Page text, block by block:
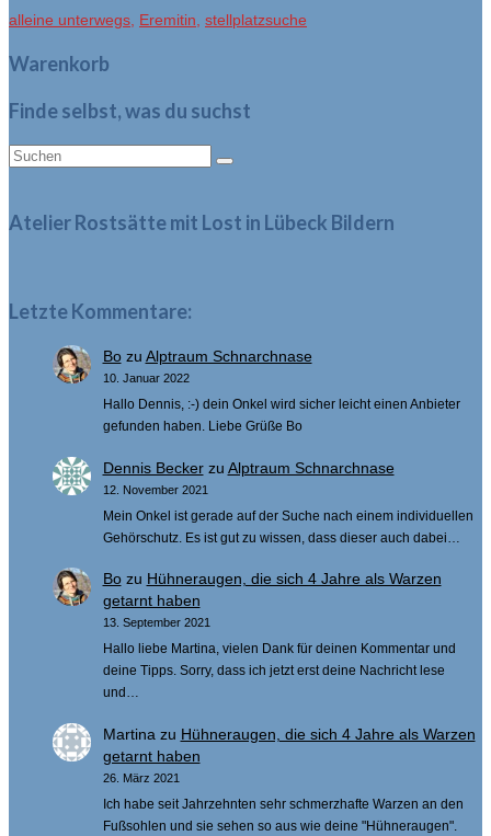
alleine unterwegs Eremitin stellplatzsuche
Warenkorb
Finde selbst, was du suchst
Suche
Atelier Rostsätte mit Lost in Lübeck Bildern
Letzte Kommentare:
Bozu Alptraum Schnarchnase
10. Januar 2022
Hallo Dennis, :-) dein Onkel wird sicher leicht einen Anbieter
gefunden haben. Liebe Grüße Bo
Dennis Beckerzu Alptraum Schnarchnase
12. November 2021
Mein Onkel ist gerade auf der Suche nach einem individuellen
Gehörschutz. Es ist gut zu wissen, dass dieser auch dabei…
Bozu Hühneraugen, die sich 4 Jahre als Warzen
getarnt haben
13. September 2021
Hallo liebe Martina, vielen Dank für deinen Kommentar und
deine Tipps. Sorry, dass ich jetzt erst deine Nachricht lese
und…
Martina zu Hühneraugen, die sich 4 Jahre als Warzen
getarnt haben
26. März 2021
Ich habe seit Jahrzehnten sehr schmerzhafte Warzen an den
Fußsohlen und sie sehen so aus wie deine "Hühneraugen".